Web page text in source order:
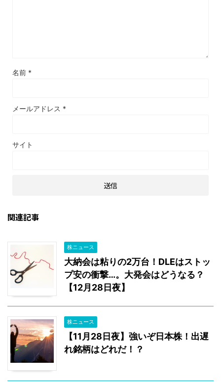
名前 *
メールアドレス *
サイト
関連記事
株ニュース
大納会は粘りの2万台！DLEはストッ
プ安の衝撃…。大発会はどうなる？
【12月28日夜】
株ニュース
【11月28日夜】強いぞ日本株！出遅
れ銘柄はどれだ！？